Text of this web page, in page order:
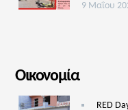
9 Μαΐου
Οικονομία
RED